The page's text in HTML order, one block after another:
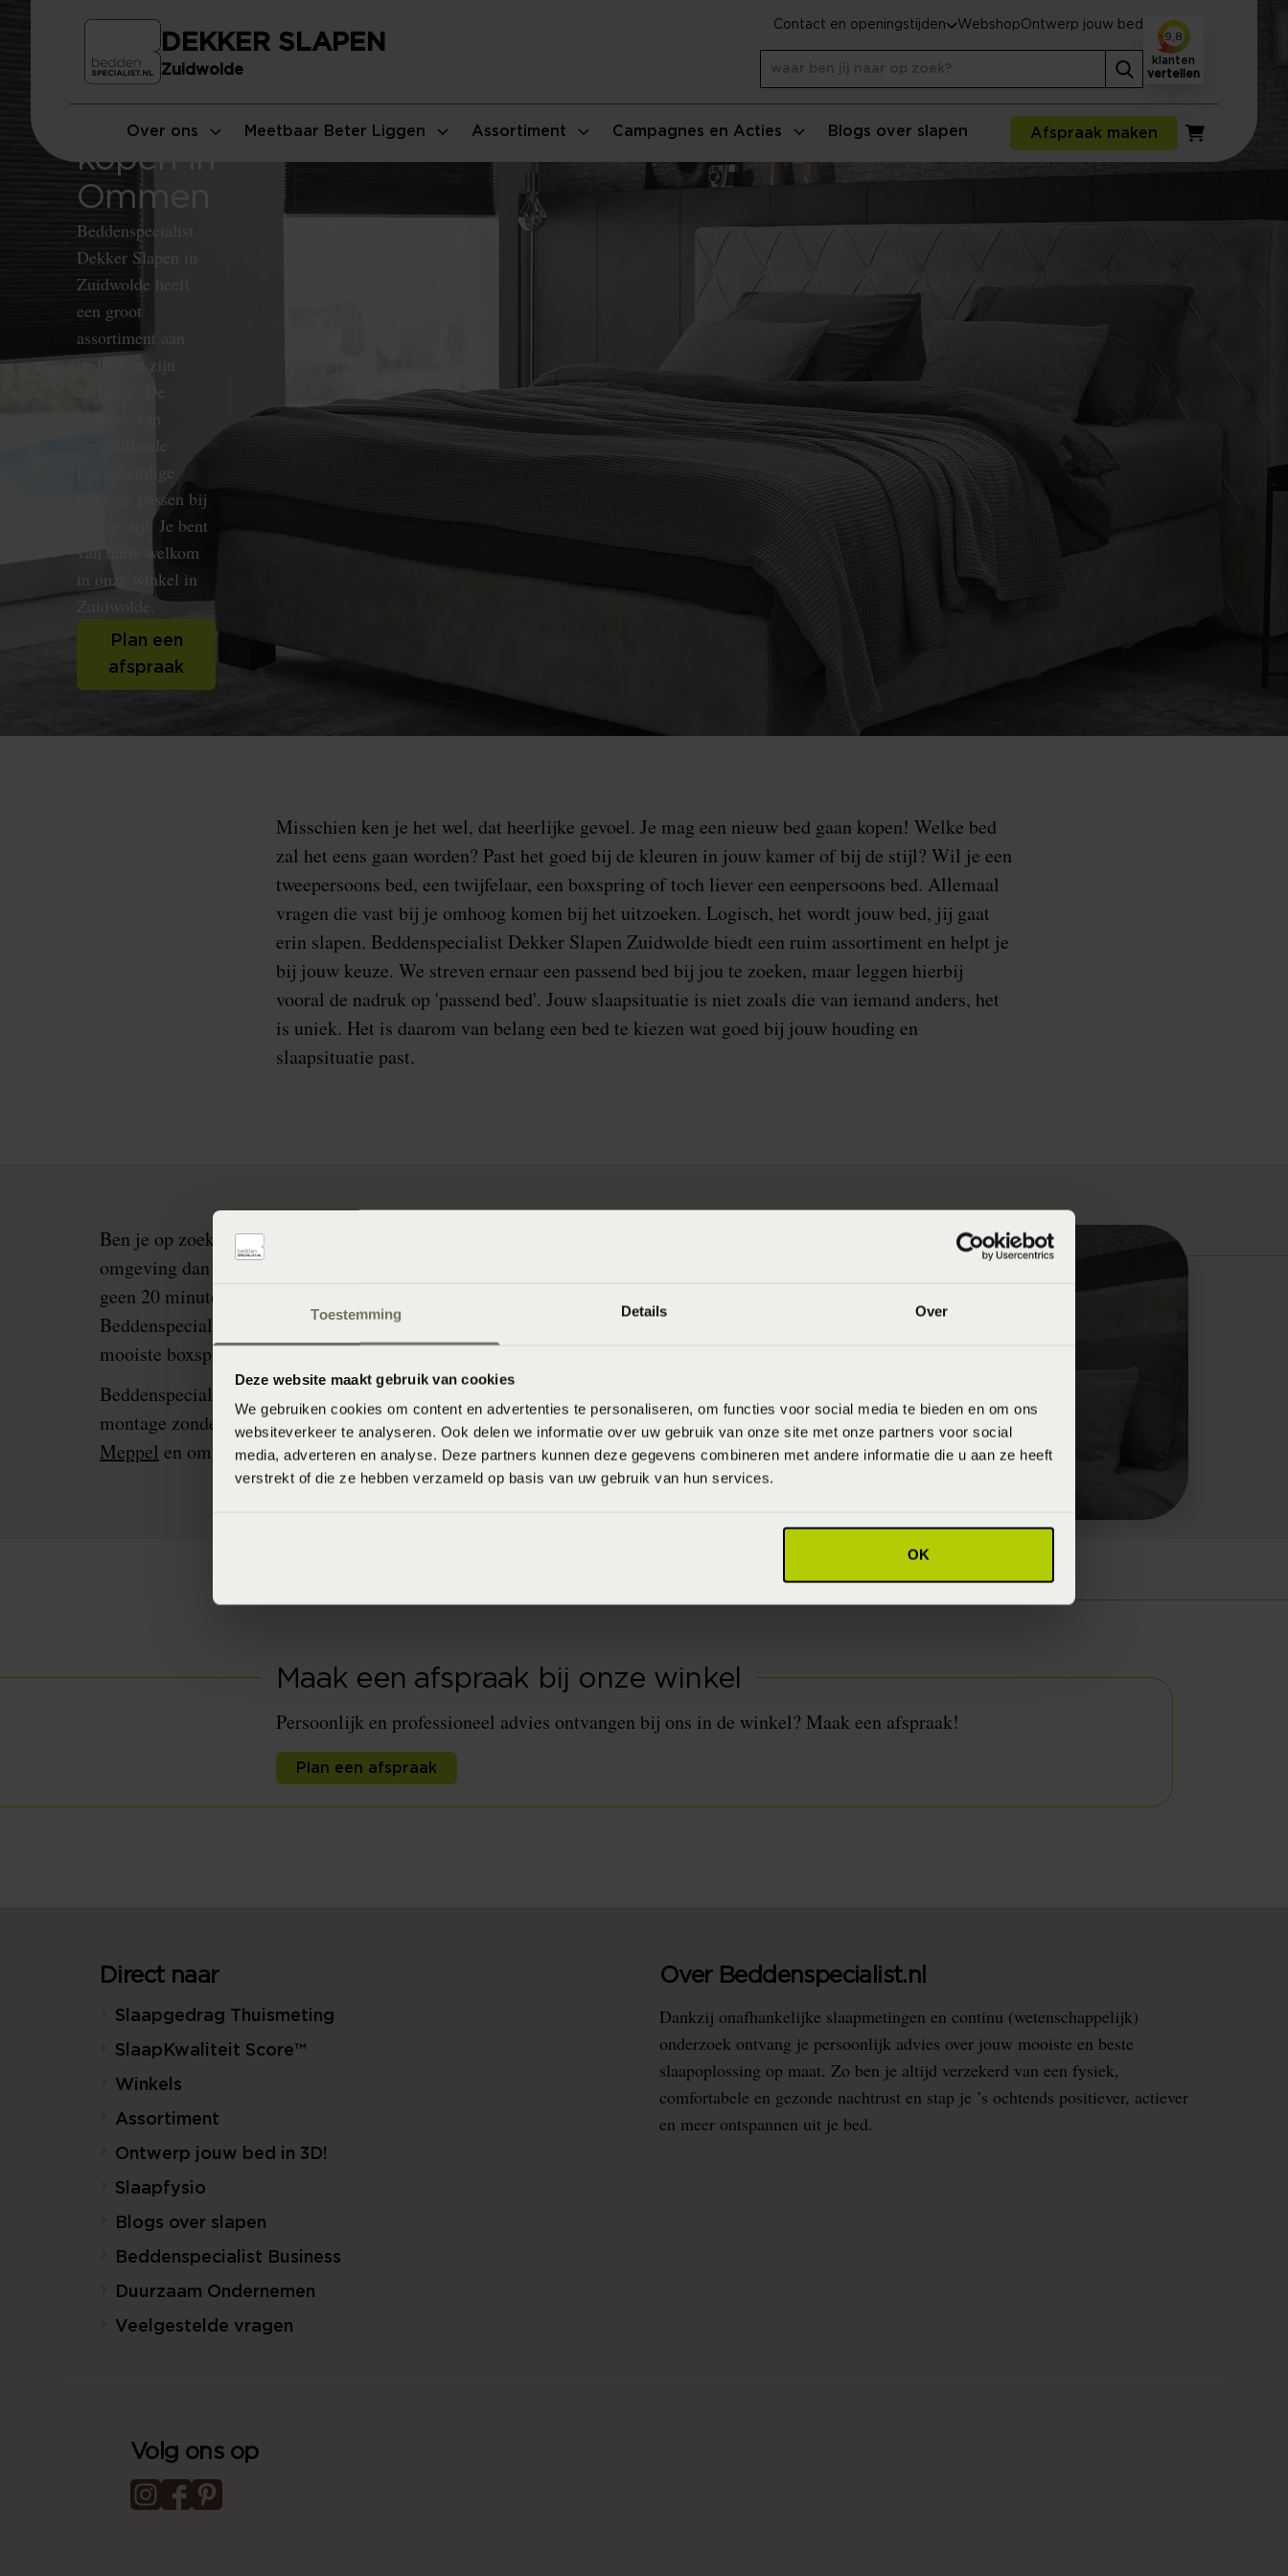
Toestemming Details Over
Deze website maakt gebruik van cookies
We gebruiken cookies om content en advertenties te personaliseren, om functies voor social media te bieden en om ons
websiteverkeer te analyseren. Ook delen we informatie over uw gebruik van onze site met onze partners voor social
media, adverteren en analyse. Deze partners kunnen deze gegevens combineren met andere informatie die u aan ze heeft
verstrekt of die ze hebben verzameld op basis van uw gebruik van hun services.
OK
Over ons Meetbaar Beter Liggen Assortiment Campagnes en Acties Blogs over slapen Afspraak maken
Winkelwagen
DEKKER SLAPEN
Zuidwolde
Contact en openingstijden WebshopOntwerp jouw bed
9,8
klanten
vertellen
Bed
kopen in
Ommen
Beddenspecialist
Dekker Slapen in
Zuidwolde heeft
een groot
assortiment aan
bedden in zijn
collectie. De
bedden, van
verschillende
hoogwaardige
merken, passen bij
iedere stijl. Je bent
van harte welkom
in onze winkel in
Plan een
afspraak
Misschien ken je het wel, dat heerlijke gevoel. Je mag een nieuw bed gaan kopen! Welke bed
zal het eens gaan worden? Past het goed bij de kleuren in jouw kamer of bij de stijl? Wil je een
tweepersoons bed, een twijfelaar, een boxspring of toch liever een eenpersoons bed. Allemaal
vragen die vast bij je omhoog komen bij het uitzoeken. Logisch, het wordt jouw bed, jij gaat
erin slapen. Beddenspecialist Dekker Slapen Zuidwolde biedt een ruim assortiment en helpt je
bij jouw keuze. We streven ernaar een passend bed bij jou te zoeken, maar leggen hierbij
vooral de nadruk op 'passend bed'. Jouw slaapsituatie is niet zoals die van iemand anders, het
is uniek. Het is daarom van belang een bed te kiezen wat goed bij jouw houding en
slaapsituatie past.
Ben je op zoek naar een nieuw bed en woonachtig in Ommen of
omgeving dan ben je bij ons aan het juiste adres. Wij zitten op nog
geen 20 minuten afstand van Ommen met onze winkel
Beddenspecialist Dekker Slapen in Zuidwolde en bieden de
mooiste boxsprings, ledikanten en lattenbodems aan.
Beddenspecialist Dekker Slapen Zuidwolde verzorgt de levering en
montage zonder extra kosten in Ommen,Zuidwolde, Hoogeveen,
Meppel en omgeving om jou volledig te ontzorgen.
Maak een afspraak bij onze winkel
Persoonlijk en professioneel advies ontvangen bij ons in de winkel? Maak een afspraak!
Plan een afspraak
Direct naar
Slaapgedrag Thuismeting
SlaapKwaliteit Score™
Winkels
Assortiment
Ontwerp jouw bed in 3D!
Slaapfysio
Blogs over slapen
Beddenspecialist Business
Duurzaam Ondernemen
Veelgestelde vragen
Over Beddenspecialist.nl
Dankzij onafhankelijke slaapmetingen en continu (wetenschappelijk)
onderzoek ontvang je persoonlijk advies over jouw mooiste en beste
slaapoplossing op maat. Zo ben je altijd verzekerd van een fysiek,
comfortabele en gezonde nachtrust en stap je ’s ochtends positiever, actiever
en meer ontspannen uit je bed.
Volg ons op